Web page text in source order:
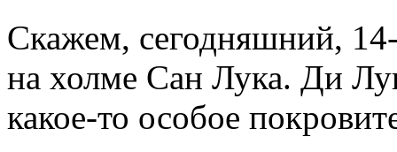
Скажем, сегодняшний,
на холме Сан Лука. Ди
какое-то особое